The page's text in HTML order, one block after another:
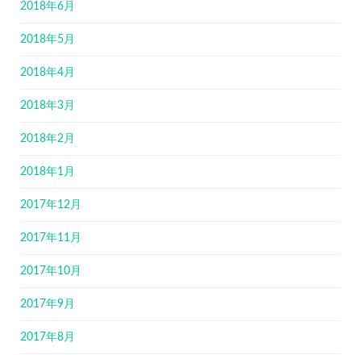
2018年6月
2018年5月
2018年4月
2018年3月
2018年2月
2018年1月
2017年12月
2017年11月
2017年10月
2017年9月
2017年8月